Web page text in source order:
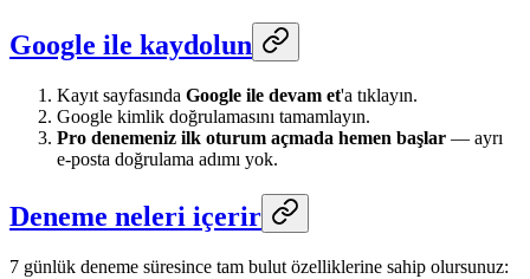
Google ile kaydolun
Kayıt sayfasında Google ile devam et'a tıklayın.
Google kimlik doğrulamasını tamamlayın.
Pro denemeniz ilk oturum açmada hemen başlar — ayrı
e-posta doğrulama adımı yok.
Deneme neleri içerir
7 günlük deneme süresince tam bulut özelliklerine sahip olursunuz: